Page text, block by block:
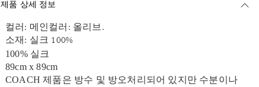
제품 상세 정보
컬러: 메인컬러: 올리브.
소재: 실크 100%
100% 실크
89cm x 89cm
COACH 제품은 방수 및 방오처리되어 있지만 수분이나